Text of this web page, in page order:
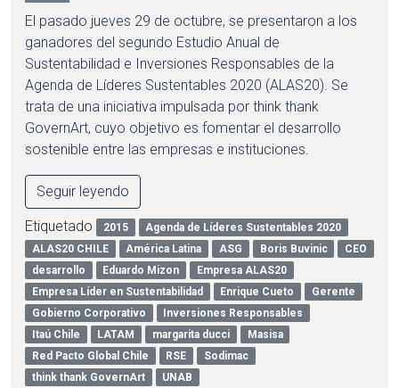
El pasado jueves 29 de octubre, se presentaron a los
ganadores del segundo Estudio Anual de
Sustentabilidad e Inversiones Responsables de la
Agenda de Líderes Sustentables 2020 (ALAS20). Se
trata de una iniciativa impulsada por think thank
GovernArt, cuyo objetivo es fomentar el desarrollo
sostenible entre las empresas e instituciones.
Seguir leyendo
Etiquetado 2015
Agenda de Líderes Sustentables 2020
ALAS20 CHILE
América Latina ASG Boris Buvinic
CEO
desarrollo
Eduardo Mizon
Empresa ALAS20
Empresa Líder en Sustentabilidad
Enrique Cueto
Gerente
Gobierno Corporativo
Inversiones Responsables
Itaú Chile
LATAM margarita ducci
Masisa
Red Pacto Global Chile
RSE
Sodimac
think thank GovernArt
UNAB